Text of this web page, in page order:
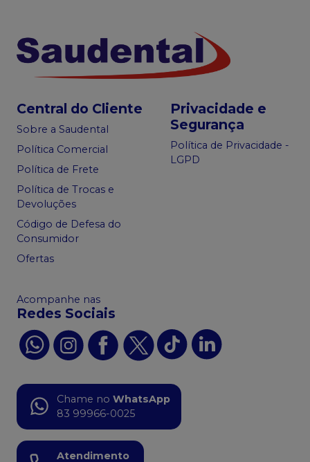
Central do Cliente
Sobre a Saudental
Política Comercial
Política de Frete
Política de Trocas e
Devoluções
Código de Defesa do
Consumidor
Ofertas
Privacidade e
Segurança
Política de Privacidade -
LGPD
Acompanhe nas
Redes Sociais
Chame no WhatsApp
83 99966-0025
Atendimento